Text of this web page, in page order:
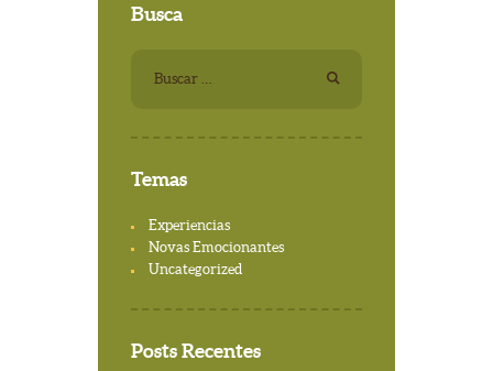
Busca
Temas
Experiencias
Novas Emocionantes
Uncategorized
Posts Recentes